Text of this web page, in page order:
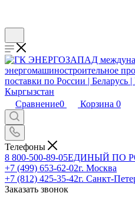
Сравнение0 Корзина 0
Телефоны
8 800-500-89-05ЕДИНЫЙ ПО
+7 (499) 653-62-02г. Москва
+7 (812) 425-35-42г. Санкт-
Заказать звонок